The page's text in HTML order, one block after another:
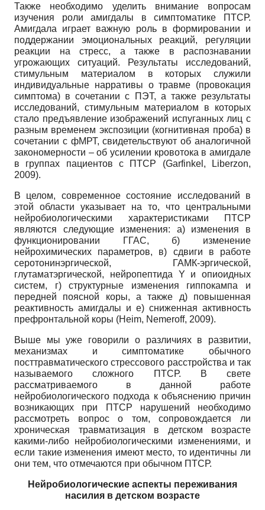
Также необходимо уделить внимание вопросам
изучения роли амигдалы в симптоматике ПТСР.
Амигдала играет важную роль в формировании и
поддержании эмоциональных реакций, регуляции
реакции на стресс, а также в распознавании
угрожающих ситуаций. Результаты исследований,
стимульным материалом в которых служили
индивидуальные нарративы о травме (провокация
симптома) в сочетании с ПЭТ, а также результаты
исследований, стимульным материалом в которых
стало предъявление изображений испуганных лиц с
разным временем экспозиции (когнитивная проба) в
сочетании с фМРТ, свидетельствуют об аналогичной
закономерности – об усилении кровотока в амигдале
в группах пациентов с ПТСР (Garfinkel, Liberzon,
2009).
В целом, современное состояние исследований в
этой области указывает на то, что центральными
нейробиологическими характеристиками ПТСР
являются следующие изменения: а) изменения в
функционировании ГГАС, б) изменение
нейрохимических параметров, в) сдвиги в работе
серотонинэргической, ГАМК-эргической,
глутаматэргической, нейропептида Y и опиоидных
систем, г) структурные изменения гиппокампа и
передней поясной коры, а также д) повышенная
реактивность амигдалы и е) сниженная активность
префронтальной коры (Heim, Nemeroff, 2009).
Выше мы уже говорили о различиях в развитии,
механизмах и симптоматике обычного
посттравматического стрессового расстройства и так
называемого сложного ПТСР. В свете
рассматриваемого в данной работе
нейробиологического подхода к объяснению причин
возникающих при ПТСР нарушений необходимо
рассмотреть вопрос о том, сопровождается ли
хроническая травматизация в детском возрасте
какими-либо нейробиологическими изменениями, и
если такие изменения имеют место, то идентичны ли
они тем, что отмечаются при обычном ПТСР.
Нейробиологические аспекты переживания
насилия в детском возрасте